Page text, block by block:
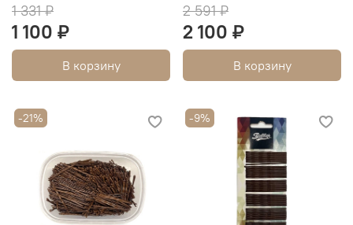
1 331 ₽
1 100 ₽
В корзину
2 591 ₽
2 100 ₽
В корзину
-21% -9%